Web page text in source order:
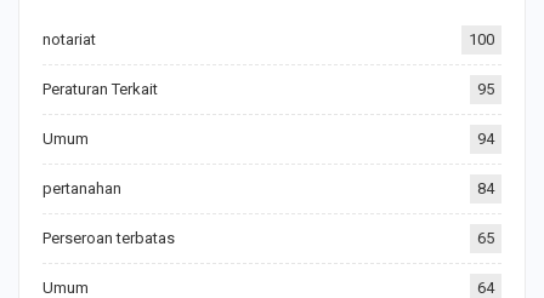
notariat 100
Peraturan Terkait 95
Umum 94
pertanahan 84
Perseroan terbatas 65
Umum 64